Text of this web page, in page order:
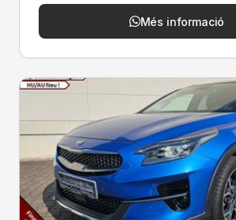
Més informació